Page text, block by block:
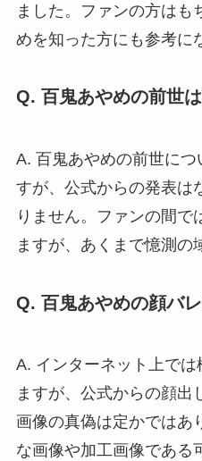
ました。ファンの方はも
めを知った方にも参考に
Q. 百鬼あやめの前世
A. 百鬼あやめの前世につ
すが、公式からの発表は
りません。ファンの間で
ますが、あくまで憶測の
Q. 百鬼あやめの顔バ
A. インターネット上で
ますが、公式からの顔出
画像の真偽は定かではあ
な画像や加工画像である